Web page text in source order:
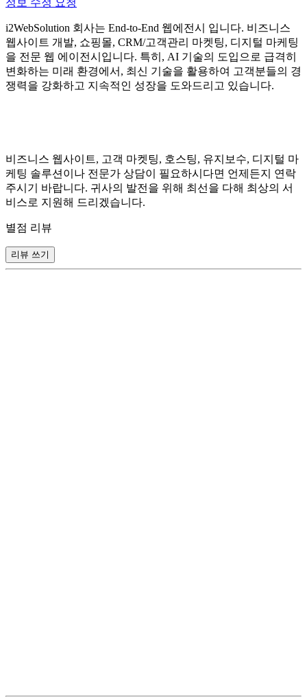
i2WebSolution 회사는 End-to-End 웹에전시 입니다. 비즈니스
웹사이트 개발, 쇼핑몰, CRM/고객관리 마켓팅, 디지털 마케팅
을 전문 웹 에이전시입니다. 특히, AI 기술의 도입으로 급격히
변화하는 미래 환경에서, 최신 기술을 활용하여 고객분들의 경
쟁력을 강화하고 지속적인 성장을 도와드리고 있습니다.
비즈니스 웹사이트, 고객 마켓팅, 호스팅, 유지보수, 디지털 마
케팅 솔루션이나 전문가 상담이 필요하시다면 언제든지 연락
주시기 바랍니다. 귀사의 발전을 위해 최선을 다해 최상의 서
비스로 지원해 드리겠습니다.
별점 리뷰
리뷰 쓰기